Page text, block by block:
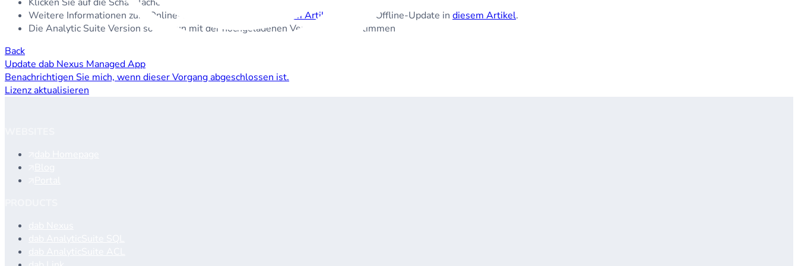
Weitere Informationen zum Online-Update finden Sie in
diesem Artikel und zum Offline-Update in diesem Artikel.
Die Analytic Suite Version sollte nun mit der hochgeladenen Version übereinstimmen
Back
Update dab Nexus Managed App
Benachrichtigen Sie mich, wenn dieser Vorgang abgeschlossen ist.
Lizenz aktualisieren